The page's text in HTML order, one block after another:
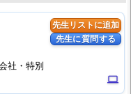
先生リストに追加
先生に質問する
computer
社・特別